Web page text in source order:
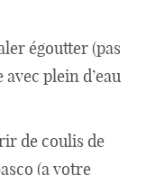
égoutter (pas
plein d’eau
de coulis de
(a votre